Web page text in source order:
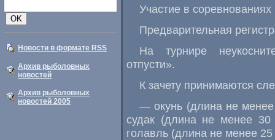
Новости в формате RSS
Архив рыболовных
новостей
Архив рыболовных
новостей 2005
Участие в
Предварительная
На турнире
отпусти».
К зачету принимаются
— окунь (длина не
судак (длина не менее
голавль (длина не менее